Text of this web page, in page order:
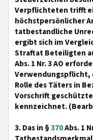
Verpflichteten trifft
höchstpersönlicher
tatbestandliche
ergibt sich im
Straftat Beteiligten
Abs. 1 Nr. 3 AO
Verwendungspflicht,
Rolle des Täters in
Vorschrift
kennzeichnet.
3. Das in §370Abs. 1